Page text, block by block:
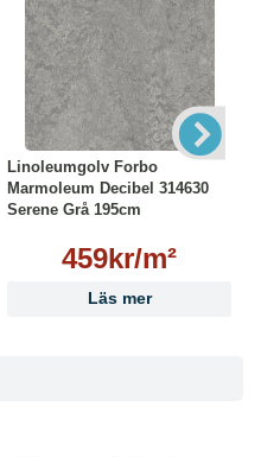
Linoleumgolv Forbo
Marmoleum Decibel 314630
Serene Grå 195cm
459kr/m²
Läs mer